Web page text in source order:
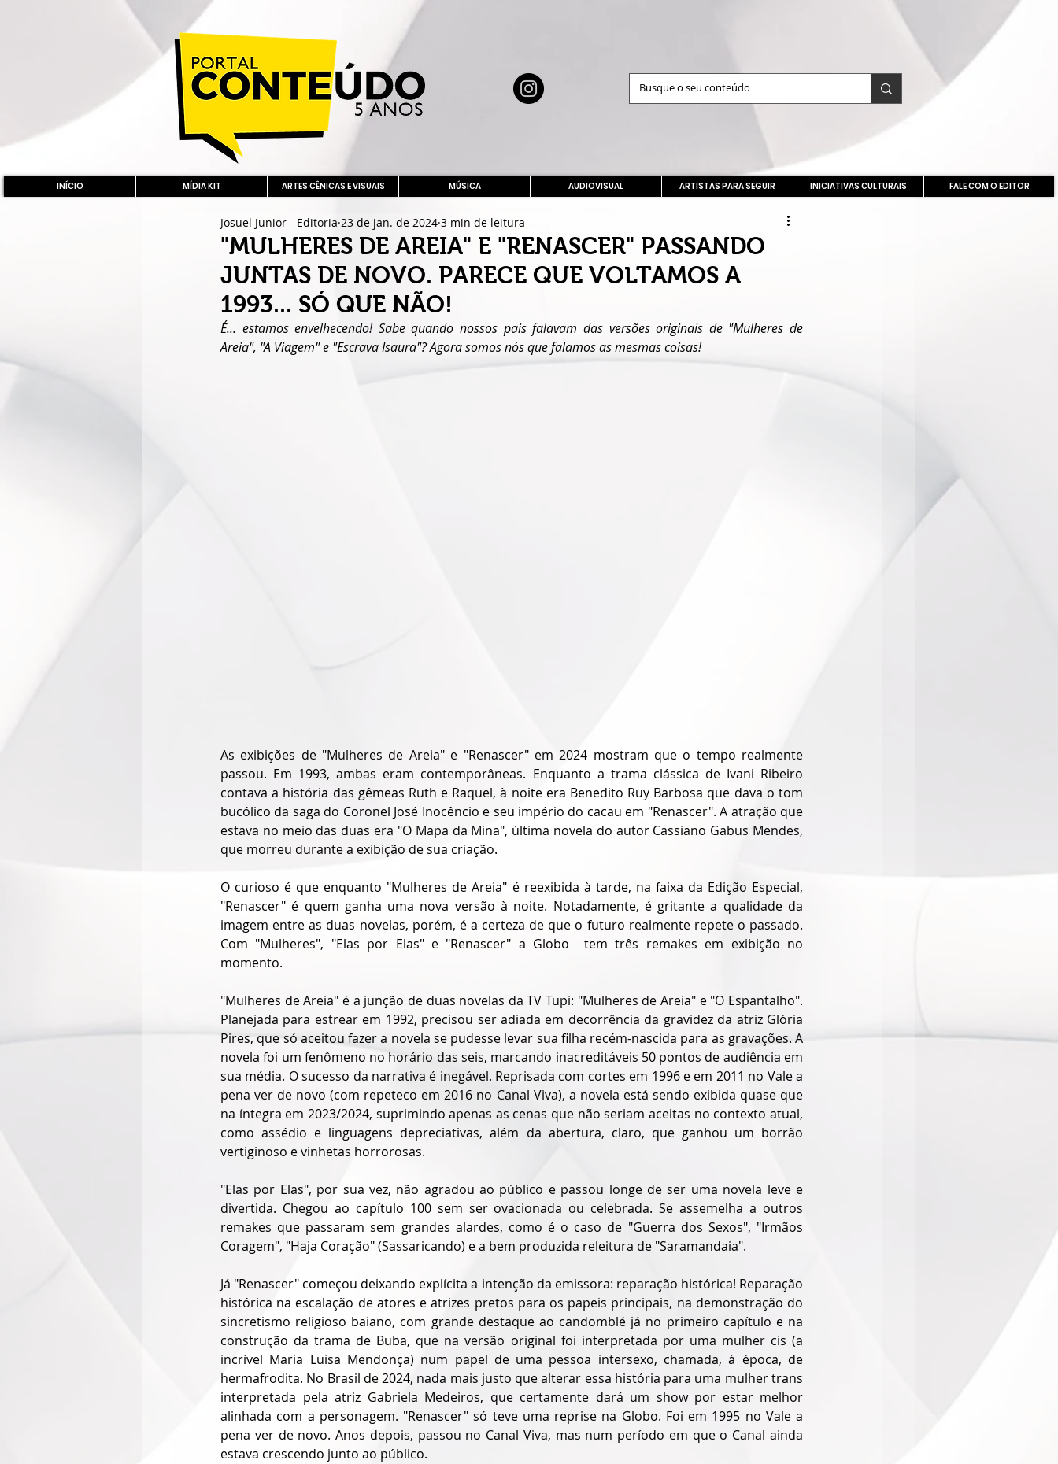
INÍCIO MÍDIA KIT ARTES CÊNICAS E VISUAIS MÚSICA AUDIOVISUAL ARTISTAS PARA SEGUIR INICIATIVAS CULTURAIS FALE COM O EDITOR
"MULHERES DE AREIA" E "RENASCER" PASSANDO
JUNTAS DE NOVO. PARECE QUE VOLTAMOS A
1993... SÓ QUE NÃO!
Josuel Junior - Editoria 23 de jan. de 2024 3 min de leitura
É... estamos envelhecendo! Sabe quando nossos pais falavam das versões originais de "Mulheres de
Areia", "A Viagem" e "Escrava Isaura"? Agora somos nós que falamos as mesmas coisas!
As exibições de "Mulheres de Areia" e "Renascer" em 2024 mostram que o tempo realmente
passou. Em 1993, ambas eram contemporâneas. Enquanto a trama clássica de Ivani Ribeiro
contava a história das gêmeas Ruth e Raquel, à noite era Benedito Ruy Barbosa que dava o tom
bucólico da saga do Coronel José Inocêncio e seu império do cacau em "Renascer". A atração que
estava no meio das duas era "O Mapa da Mina", última novela do autor Cassiano Gabus Mendes,
que morreu durante a exibição de sua criação.
O curioso é que enquanto "Mulheres de Areia" é reexibida à tarde, na faixa da Edição Especial,
"Renascer" é quem ganha uma nova versão à noite. Notadamente, é gritante a qualidade da
imagem entre as duas novelas, porém, é a certeza de que o futuro realmente repete o passado.
Com "Mulheres", "Elas por Elas" e "Renascer" a Globo  tem três remakes em exibição no
momento.
"Mulheres de Areia" é a junção de duas novelas da TV Tupi: "Mulheres de Areia" e "O Espantalho".
Planejada para estrear em 1992, precisou ser adiada em decorrência da gravidez da atriz Glória
Pires, que só aceitou fazer a novela se pudesse levar sua filha recém-nascida para as gravações. A
novela foi um fenômeno no horário das seis, marcando inacreditáveis 50 pontos de audiência em
sua média. O sucesso da narrativa é inegável. Reprisada com cortes em 1996 e em 2011 no Vale a
pena ver de novo (com repeteco em 2016 no Canal Viva), a novela está sendo exibida quase que
na íntegra em 2023/2024, suprimindo apenas as cenas que não seriam aceitas no contexto atual,
como assédio e linguagens depreciativas, além da abertura, claro, que ganhou um borrão
vertiginoso e vinhetas horrorosas.
"Elas por Elas", por sua vez, não agradou ao público e passou longe de ser uma novela leve e
divertida. Chegou ao capítulo 100 sem ser ovacionada ou celebrada. Se assemelha a outros
remakes que passaram sem grandes alardes, como é o caso de "Guerra dos Sexos", "Irmãos
Coragem", "Haja Coração" (Sassaricando) e a bem produzida releitura de "Saramandaia".
Já "Renascer" começou deixando explícita a intenção da emissora: reparação histórica! Reparação
histórica na escalação de atores e atrizes pretos para os papeis principais, na demonstração do
sincretismo religioso baiano, com grande destaque ao candomblé já no primeiro capítulo e na
construção da trama de Buba, que na versão original foi interpretada por uma mulher cis (a
incrível Maria Luisa Mendonça) num papel de uma pessoa intersexo, chamada, à época, de
hermafrodita. No Brasil de 2024, nada mais justo que alterar essa história para uma mulher trans
interpretada pela atriz Gabriela Medeiros, que certamente dará um show por estar melhor
alinhada com a personagem. "Renascer" só teve uma reprise na Globo. Foi em 1995 no Vale a
pena ver de novo. Anos depois, passou no Canal Viva, mas num período em que o Canal ainda
estava crescendo junto ao público.